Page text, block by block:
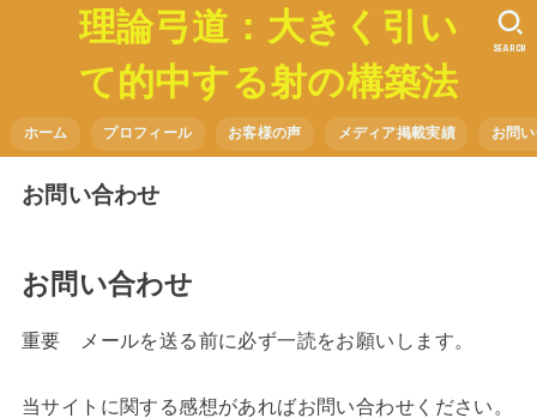
理論弓道：大きく引い
て的中する射の構築法
ホーム プロフィール お客様の声 メディア掲載実績 お問
SEARCH
お問い合わせ
お問い合わせ
重要 メールを送る前に必ず一読をお願いします。
当サイトに関する感想があればお問い合わせください。